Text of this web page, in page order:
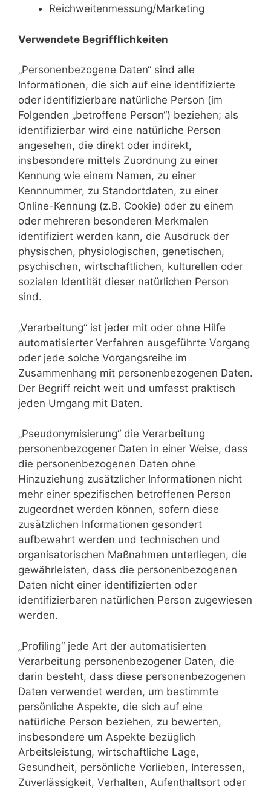
Reichweitenmessung/Marketing
Verwendete Begrifflichkeiten
„Personenbezogene Daten“ sind alle
Informationen, die sich auf eine identifizierte
oder identifizierbare natürliche Person (im
Folgenden „betroffene Person“) beziehen; als
identifizierbar wird eine natürliche Person
angesehen, die direkt oder indirekt,
insbesondere mittels Zuordnung zu einer
Kennung wie einem Namen, zu einer
Kennnummer, zu Standortdaten, zu einer
Online-Kennung (z.B. Cookie) oder zu einem
oder mehreren besonderen Merkmalen
identifiziert werden kann, die Ausdruck der
physischen, physiologischen, genetischen,
psychischen, wirtschaftlichen, kulturellen oder
sozialen Identität dieser natürlichen Person
sind.
„Verarbeitung“ ist jeder mit oder ohne Hilfe
automatisierter Verfahren ausgeführte Vorgang
oder jede solche Vorgangsreihe im
Zusammenhang mit personenbezogenen Daten.
Der Begriff reicht weit und umfasst praktisch
jeden Umgang mit Daten.
„Pseudonymisierung“ die Verarbeitung
personenbezogener Daten in einer Weise, dass
die personenbezogenen Daten ohne
Hinzuziehung zusätzlicher Informationen nicht
mehr einer spezifischen betroffenen Person
zugeordnet werden können, sofern diese
zusätzlichen Informationen gesondert
aufbewahrt werden und technischen und
organisatorischen Maßnahmen unterliegen, die
gewährleisten, dass die personenbezogenen
Daten nicht einer identifizierten oder
identifizierbaren natürlichen Person zugewiesen
werden.
„Profiling“ jede Art der automatisierten
Verarbeitung personenbezogener Daten, die
darin besteht, dass diese personenbezogenen
Daten verwendet werden, um bestimmte
persönliche Aspekte, die sich auf eine
natürliche Person beziehen, zu bewerten,
insbesondere um Aspekte bezüglich
Arbeitsleistung, wirtschaftliche Lage,
Gesundheit, persönliche Vorlieben, Interessen,
Zuverlässigkeit, Verhalten, Aufenthaltsort oder